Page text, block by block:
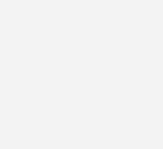
Verantwortlichen
Partner, die sich
Aufstiegsrunde